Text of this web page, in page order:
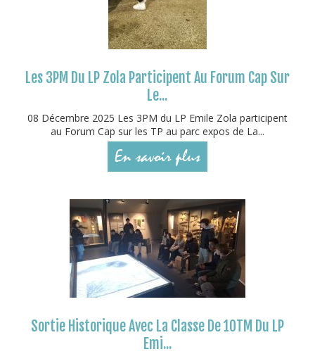
Les 3PM Du LP Zola Participent Au Forum Cap Sur
Le...
08 Décembre 2025 Les 3PM du LP Emile Zola participent
au Forum Cap sur les TP au parc expos de La...
En savoir plus
Sortie Historique Avec La Classe De 1OTM Du LP
Emi...